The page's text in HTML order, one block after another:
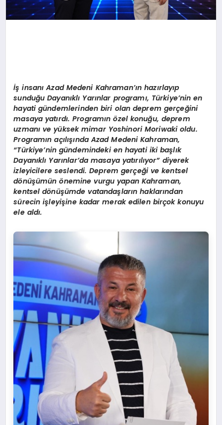
İş insanı Azad Medeni Kahraman’ın hazırlayıp
sunduğu Dayanıklı Yarınlar programı, Türkiye’nin en
hayati gündemlerinden biri olan deprem gerçeğini
masaya yatırdı. Programınözel konuğu, deprem
uzmanı ve yüksek mimar Yoshinori Moriwaki oldu.
Programın açılışında Azad Medeni Kahraman,
“Türkiye’nin gündemindeki en hayati iki başlık
Dayanıklı Yarınlar’da masaya yatırılıyor” diyerek
izleyicilere seslendi. Deprem gerçeği ve kentsel
dönüşümünönemine vurgu yapan Kahraman,
kentsel dönüşümde vatandaşların haklarından
sürecin işleyişine kadar merak edilen birçok konuyu
ele aldı.